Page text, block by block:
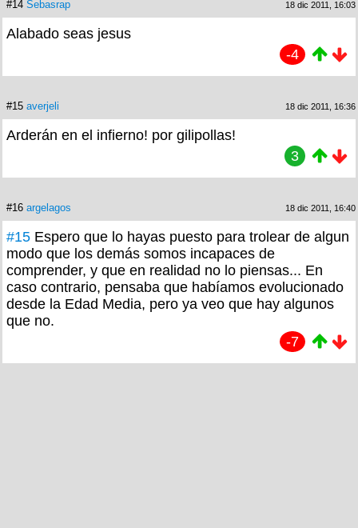
#14 Sebasrap 18 dic 2011, 16:03
Alabado seas jesus
-4
#15 averjeli 18 dic 2011, 16:36
Arderán en el infierno! por gilipollas!
3
#16 argelagos 18 dic 2011, 16:40
#15 Espero que lo hayas puesto para trolear de algun
modo que los demás somos incapaces de
comprender, y que en realidad no lo piensas... En
caso contrario, pensaba que habíamos evolucionado
desde la Edad Media, pero ya veo que hay algunos
que no.
-7